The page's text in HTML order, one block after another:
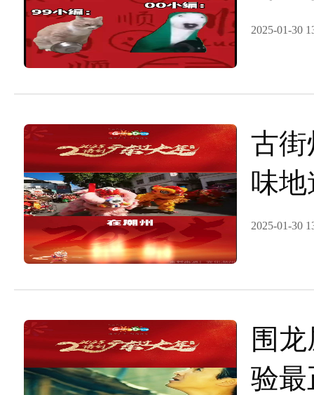
广东
2025-01-30
古街
味地
广东
2025-01-30
围
验最